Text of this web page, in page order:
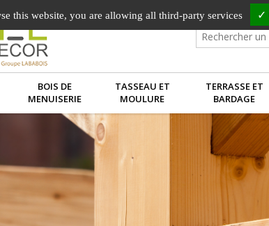
BOIS DE
MENUISERIE
TASSEAU ET
MOULURE
TERRASSE ET
BARDAGE
this website, you are allowing all third-party services ✓